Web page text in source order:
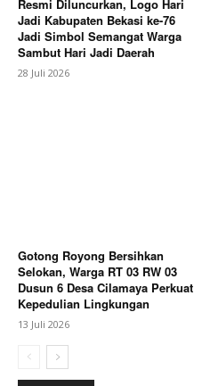
Berita Lainnya Bupati
Trofi Juara Pelari Tercepat
Karo
Resmi Diluncurkan, Logo Hari
Jadi Kabupaten Bekasi ke-76
Jadi Simbol Semangat Warga
Sambut Hari Jadi Daerah
28 Juli 2026
Gotong Royong Bersihkan
Selokan, Warga RT 03 RW 03
Dusun 6 Desa Cilamaya Perkuat
Kepedulian Lingkungan
13 Juli 2026